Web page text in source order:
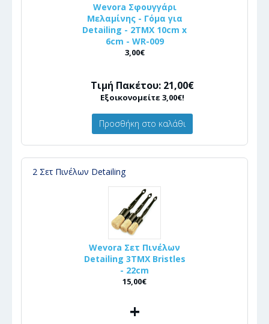
Wevora Σφουγγάρι
Μελαμίνης - Γόμα για
Detailing - 2ΤΜΧ 10cm x
6cm - WR-009
3,00€
Τιμή Πακέτου: 21,00€
Εξοικονομείτε 3,00€!
Προσθήκη στο καλάθι
2 Σετ Πινέλων Detailing
Wevora Σετ Πινέλων
Detailing 3ΤΜΧ Bristles
- 22cm
15,00€
+